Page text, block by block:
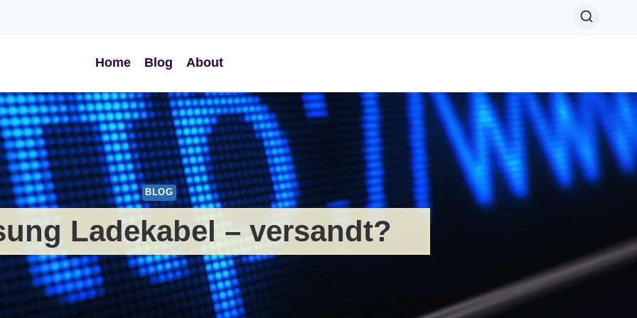
Home
Blog About
BLOG
Ladekabel – versandt?